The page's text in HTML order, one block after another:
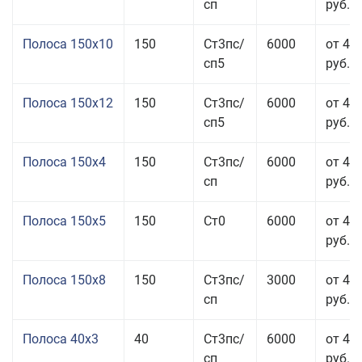
сп руб.
Полоса 150x10 150
Ст3пс/
сп5
6000
от 43
руб.
Полоса 150x12 150
Ст3пс/
сп5
6000
от 45
руб.
Полоса 150x4 150
Ст3пс/
сп
6000
от 46
руб.
Полоса 150x5 150 Ст0 6000
от 46
руб.
Полоса 150x8 150
Ст3пс/
сп
3000
от 42
руб.
Полоса 40x3 40
Ст3пс/
сп
6000
от 46
руб.